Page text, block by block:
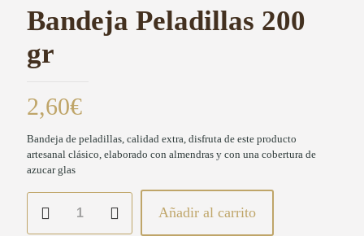
Bandeja Peladillas 200
gr
2,60€
Bandeja de peladillas, calidad extra, disfruta de este producto
artesanal clásico, elaborado con almendras y con una cobertura de
azucar glas
Añadir al carrito